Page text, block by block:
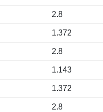
2.8
1.372
2.8
1.143
1.372
2.8